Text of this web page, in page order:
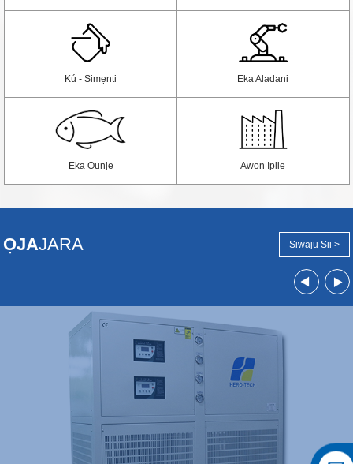
Kú - Simẹnti Eka Aladani
Eka Ounje Awọn Ipilẹ
ỌJAJARA Siwaju Sii >